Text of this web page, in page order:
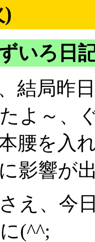
)
いろ日
結局昨
よ～、
腰を入
影響が
え、今
(^^;